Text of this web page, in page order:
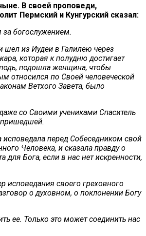
В своей проповеди,
Пермский и Кунгурский сказал:
за богослужением.
шел из Иудеи в Галилею через
которая к полудню достигает
подошла женщина, чтобы
относился по Своей человеческой
Ветхого Завета, было
со Своими учениками Спаситель
пришедшей.
исповедала перед Собеседником свой
Человека, и сказала правду о
для Бога, если в нас нет искренности,
исповедания своего греховного
о духовном, о поклонении Богу
ее. Только это может соединить нас